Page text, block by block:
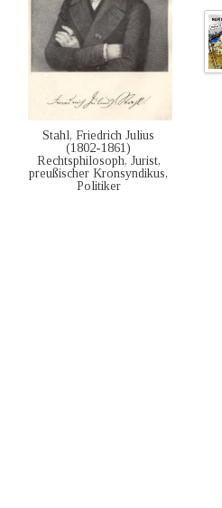
Stahl, Friedrich Julius
(1802-1861)
Rechtsphilosoph, Jurist,
preußischer Kronsyndikus,
Politiker